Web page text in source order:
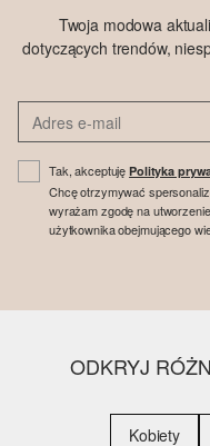
Twoja modowa
dotyczących trendów,
Tak, akceptujęPolityka
Chcę otrzymywać
wyrażam zgodę na
użytkownika obejmującego
ODKRYJ
Kobiety